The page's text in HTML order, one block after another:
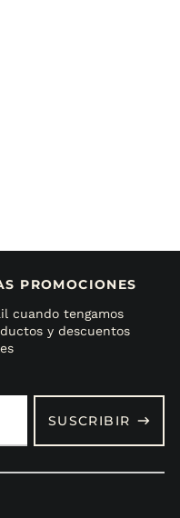
PROMOCIONES
cuando tengamos
y descuentos
SUSCRIBIR